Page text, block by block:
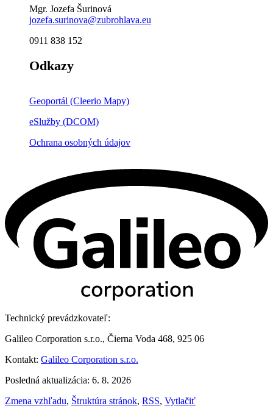
Mgr. Jozefa Šurinová
jozefa.surinova@zubrohlava.eu
0911 838 152
Odkazy
Geoportál (Cleerio Mapy)
eSlužby (DCOM)
Ochrana osobných údajov
Technický prevádzkovateľ:
Galileo Corporation s.r.o., Čierna Voda 468, 925 06
Kontakt: Galileo Corporation s.r.o.
Posledná aktualizácia: 6. 8. 2026
Zmena vzhľadu, Štruktúra stránok, RSS, Vytlačiť